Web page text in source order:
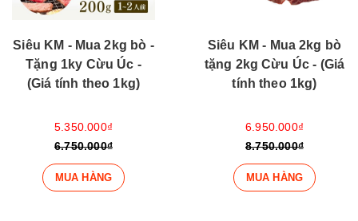
Siêu KM - Mua 2kg bò
tặng 2kg Cừu Úc - (Giá
tính theo 1kg)
6.950.000₫
8.750.000₫
MUA HÀNG
Siêu KM - Mua 2kg
tặng 1kg Đùi Cừu -
(Giá tính theo 1kg)
1.575.000₫
1.975.000₫
MUA HÀNG